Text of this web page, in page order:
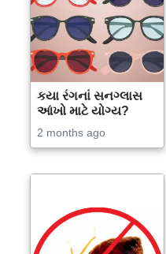
કયા રંગનાં સનગ્લાસ
આંખો માટે યોગ્ય?
2 months ago